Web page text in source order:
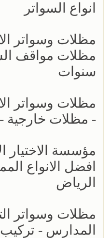
انواع السواتر
مظلات مواقف
سنوات
- مظلات خارجية -
افضل الانواع
الرياض
المدارس -